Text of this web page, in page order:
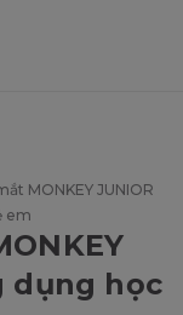
MONKEY JUNIOR
em
dụng học